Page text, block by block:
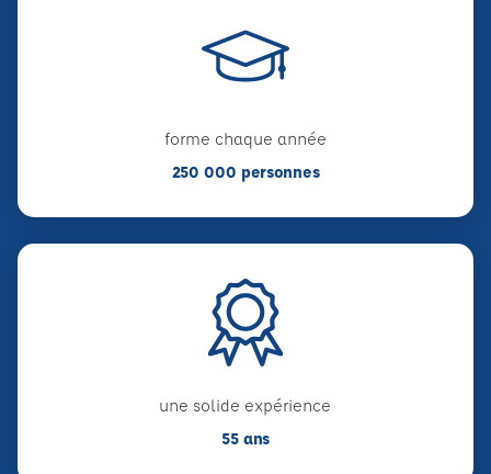
forme chaque année
250 000 personnes
une solide expérience
55 ans